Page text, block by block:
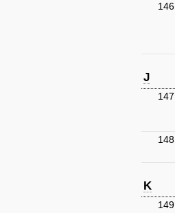
146.
J
147.
148.
K
149.